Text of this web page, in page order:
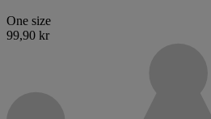
One size
99,90 kr